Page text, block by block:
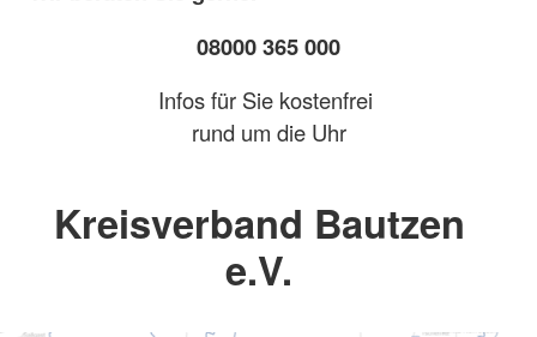
08000 365 000
Infos für Sie kostenfrei
rund um die Uhr
Kreisverband Bautzen
e.V.